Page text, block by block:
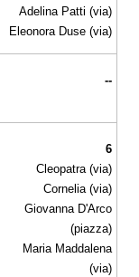
Adelina Patti (via)
Eleonora Duse (via)
--
6
Cleopatra (via)
Cornelia (via)
Giovanna D'Arco
(piazza)
Maria Maddalena
(via)